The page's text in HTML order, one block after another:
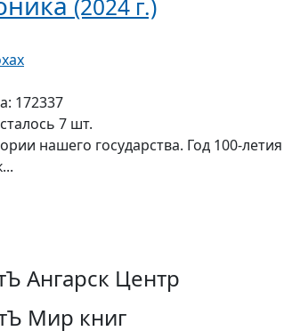
(2024 г.)
172337
7 шт.
нашего государства. Год 100-
Ангарск Центр
Мир книг